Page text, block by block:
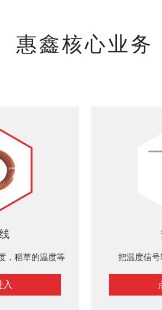
惠鑫核心业务
，稻草的温度等
入
把温度信